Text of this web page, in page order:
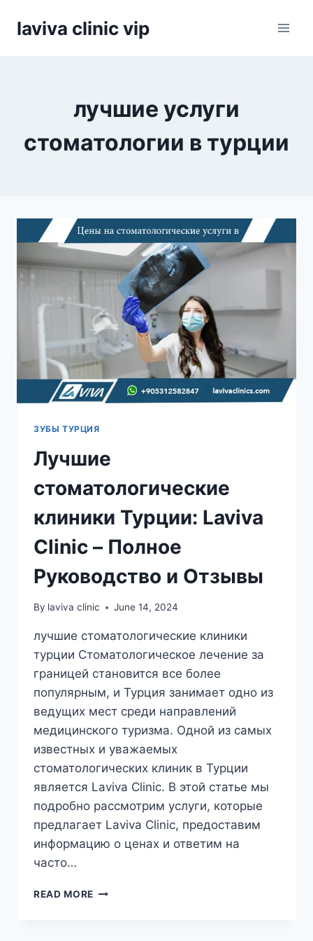
laviva clinic vip
лучшие услуги
стоматологии в турции
ЗУБЫ ТУРЦИЯ
Лучшие
стоматологические
клиники Турции: Laviva
Clinic – Полное
Руководство и Отзывы
By laviva clinic June 14, 2024
лучшие стоматологические клиники
турции Стоматологическое лечение за
границей становится все более
популярным, и Турция занимает одно из
ведущих мест среди направлений
медицинского туризма. Одной из самых
известных и уважаемых
стоматологических клиник в Турции
является Laviva Clinic. В этой статье мы
подробно рассмотрим услуги, которые
предлагает Laviva Clinic, предоставим
информацию о ценах и ответим на
часто…
READ MORE ЛУЧШИЕ